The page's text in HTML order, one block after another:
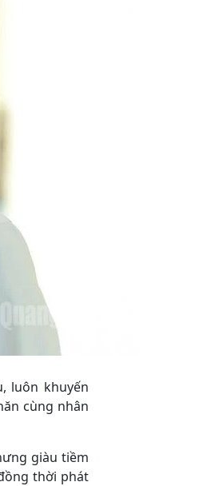
luôn khuyến
cùng nhân
giàu tiềm
thời phát